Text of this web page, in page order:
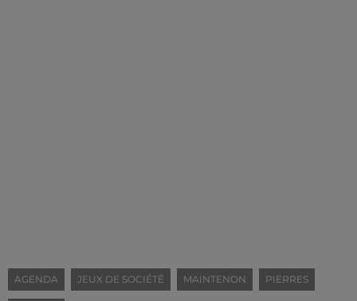
AGENDA JEUX DE SOCIÉTÉ MAINTENON PIERRES